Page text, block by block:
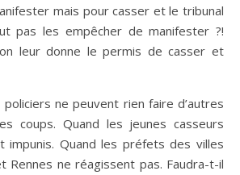
mais pour casser et le tribunal
pas les empêcher de manifester ?!
leur donne le permis de casser et
ne peuvent rien faire d’autres
coups. Quand les jeunes casseurs
impunis. Quand les préfets des villes
Rennes ne réagissent pas. Faudra-t-il